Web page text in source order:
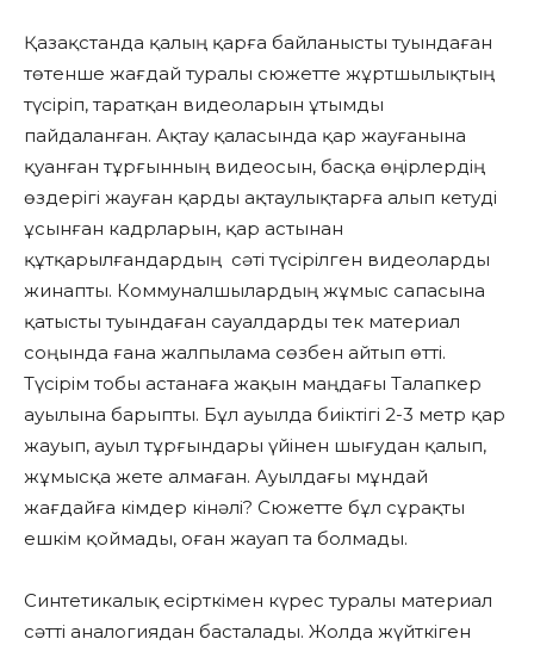
Қазақстанда қалың қарға байланысты туындаған
төтенше жағдай туралы сюжетте жұртшылықтың
түсіріп, таратқан видеоларын ұтымды
пайдаланған. Ақтау қаласында қар жауғанына
қуанған тұрғынның видеосын, басқа өңірлердің
өздерігі жауған қарды ақтаулықтарға алып кетуді
ұсынған кадрларын, қар астынан
құтқарылғандардың сәті түсірілген видеоларды
жинапты. Коммуналшылардың жұмыс сапасына
қатысты туындаған сауалдарды тек материал
соңында ғана жалпылама сөзбен айтып өтті.
Түсірім тобы астанаға жақын маңдағы Талапкер
ауылына барыпты. Бұл ауылда биіктігі 2-3 метр қар
жауып, ауыл тұрғындары үйінен шығудан қалып,
жұмысқа жете алмаған. Ауылдағы мұндай
жағдайға кімдер кінәлі? Сюжетте бұл сұрақты
ешкім қоймады, оған жауап та болмады.
Синтетикалық есірткімен күрес туралы материал
сәтті аналогиядан басталады. Жолда жүйткіген